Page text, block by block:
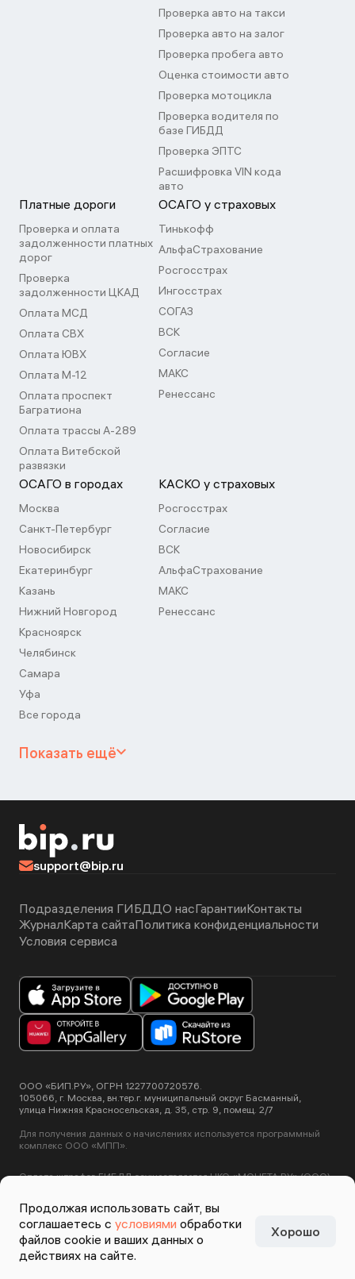
Продолжая использовать сайт, вы
соглашаетесь с условиями обработки
файлов cookie и ваших данных о
действиях на сайте.
Хорошо
Проверка авто на такси
Проверка авто на залог
Проверка пробега авто
Оценка стоимости авто
Проверка мотоцикла
Проверка водителя по
базе ГИБДД
Проверка ЭПТС
Расшифровка VIN кода
авто
Платные дороги
Проверка и оплата
задолженности платных
дорог
Проверка
задолженности ЦКАД
Оплата МСД
Оплата СВХ
Оплата ЮВХ
Оплата М-12
Оплата проспект
Багратиона
Оплата трассы А-289
Оплата Витебской
развязки
ОСАГО у страховых
Тинькофф
АльфаСтрахование
Росгосстрах
Ингосстрах
СОГАЗ
ВСК
Согласие
МАКС
Ренессанс
ОСАГО в городах
Москва
Санкт-Петербург
Новосибирск
Екатеринбург
Казань
Нижний Новгород
Красноярск
Челябинск
Самара
Уфа
Все города
КАСКО у страховых
Росгосстрах
Согласие
ВСК
АльфаСтрахование
МАКС
Ренессанс
Показать ещё
support@bip.ru
Подразделения ГИБДДО насГарантииКонтакты
ЖурналКарта сайтаПолитика конфиденциальности
Условия сервиса
ООО «БИП.РУ», ОГРН 1227700720576.
105066, г. Москва, вн.тер.г. муниципальный округ Басманный,
улица Нижняя Красносельская, д. 35, стр. 9, помещ. 2/7
Для получения данных о начислениях используется программный
комплекс ООО «МПП».
Оплата штрафов ГИБДД осуществляется НКО «МОНЕТА.РУ» (ООО).
Этот сайт использует сервис Yandex SmartCaptcha, пользуясь
нашими сервисами вы соглашаетесь с условиями обработки данных
Yandex SmartCaptcha.
Задизайнено вСтудии
Артемия Лебедева